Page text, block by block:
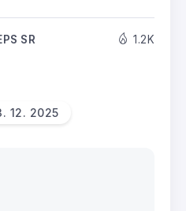
SR
1.2K
12. 2025